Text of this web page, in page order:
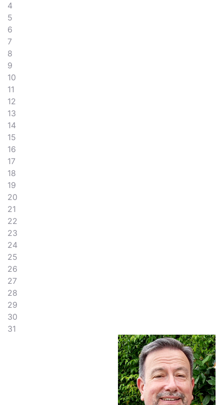
4
5
6
7
8
9
10
11
12
13
14
15
16
17
18
19
20
21
22
23
24
25
26
27
28
29
30
31